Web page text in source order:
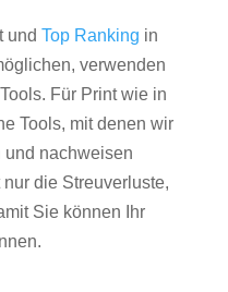
und Top Ranking in
verwenden
Für Print wie in
Tools, mit denen wir
und nachweisen
die Streuverluste,
Sie können Ihr